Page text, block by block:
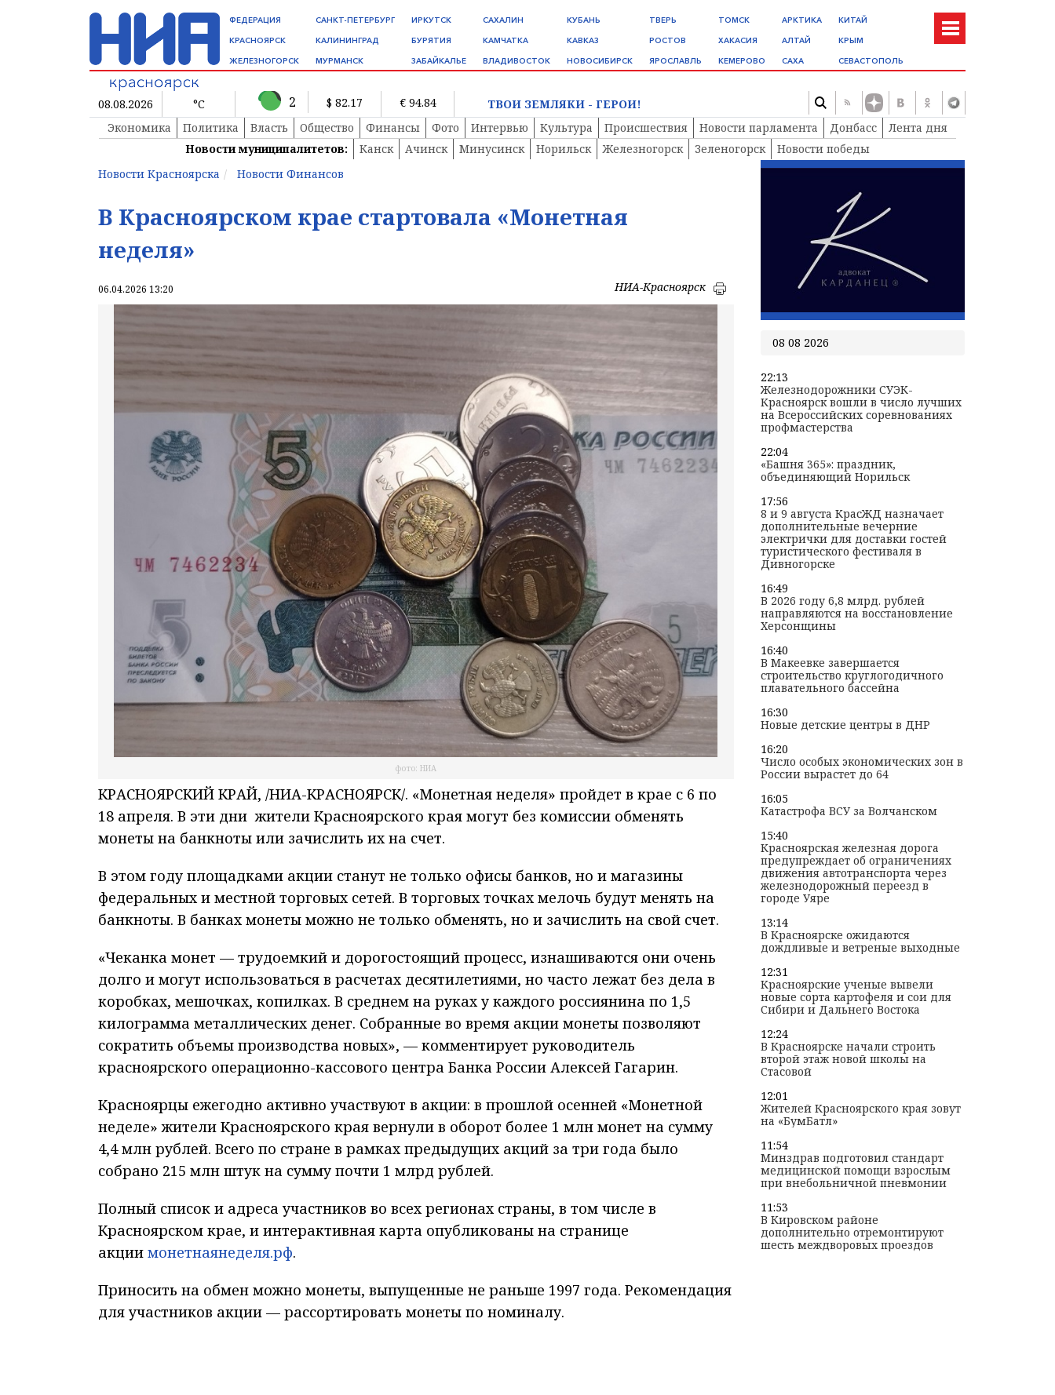
ФЕДЕРАЦИЯ
КРАСНОЯРСК
ЖЕЛЕЗНОГОРСК
САНКТ-ПЕТЕРБУРГ
КАЛИНИНГРАД
МУРМАНСК
ИРКУТСК
БУРЯТИЯ
ЗАБАЙКАЛЬЕ
САХАЛИН
КАМЧАТКА
ВЛАДИВОСТОК
КУБАНЬ
КАВКАЗ
НОВОСИБИРСК
ТВЕРЬ
РОСТОВ
ЯРОСЛАВЛЬ
ТОМСК
ХАКАСИЯ
КЕМЕРОВО
АРКТИКА
АЛТАЙ
САХА
КИТАЙ
КРЫМ
СЕВАСТОПОЛЬ
08.08.2026 °C 2 $ 82.17 € 94.84
ТВОИ ЗЕМЛЯКИ - ГЕРОИ!
Экономика
Политика Власть Общество Финансы Фото Интервью Культура Происшествия Новости парламента Донбасс
Лента дня
Новости муниципалитетов:
Канск Ачинск Минусинск Норильск Железногорск Зеленогорск
Новости победы
Новости Красноярска
Новости Финансов
В Красноярском крае стартовала «Монетная
неделя»
06.04.2026 13:20 НИА-Красноярск
фото: НИА
КРАСНОЯРСКИЙ КРАЙ, /НИА-КРАСНОЯРСК/. «Монетная неделя» пройдет в крае с 6 по
18 апреля. В эти дни жители Красноярского края могут без комиссии обменять
монеты на банкноты или зачислить их на счет.
В этом году площадками акции станут не только офисы банков, но и магазины
федеральных и местной торговых сетей. В торговых точках мелочь будут менять на
банкноты. В банках монеты можно не только обменять, но и зачислить на свой счет.
«Чеканка монет — трудоемкий и дорогостоящий процесс, изнашиваются они очень
долго и могут использоваться в расчетах десятилетиями, но часто лежат без дела в
коробках, мешочках, копилках. В среднем на руках у каждого россиянина по 1,5
килограмма металлических денег. Собранные во время акции монеты позволяют
сократить объемы производства новых», — комментирует руководитель
красноярского операционно-кассового центра Банка России Алексей Гагарин.
Красноярцы ежегодно активно участвуют в акции: в прошлой осенней «Монетной
неделе» жители Красноярского края вернули в оборот более 1 млн монет на сумму
4,4 млн рублей. Всего по стране в рамках предыдущих акций за три года было
собрано 215 млн штук на сумму почти 1 млрд рублей.
Полный список и адреса участников во всех регионах страны, в том числе в
Красноярском крае, и интерактивная карта опубликованы на странице
акции монетнаянеделя.рф.
Приносить на обмен можно монеты, выпущенные не раньше 1997 года. Рекомендация
для участников акции — рассортировать монеты по номиналу.
08 08 2026
22:13
Железнодорожники СУЭК-
Красноярск вошли в число лучших
на Всероссийских соревнованиях
профмастерства
22:04
«Башня 365»: праздник,
объединяющий Норильск
17:56
8 и 9 августа КрасЖД назначает
дополнительные вечерние
электрички для доставки гостей
туристического фестиваля в
Дивногорске
16:49
В 2026 году 6,8 млрд. рублей
направляются на восстановление
Херсонщины
16:40
В Макеевке завершается
строительство круглогодичного
плавательного бассейна
16:30
Новые детские центры в ДНР
16:20
Число особых экономических зон в
России вырастет до 64
16:05
Катастрофа ВСУ за Волчанском
15:40
Красноярская железная дорога
предупреждает об ограничениях
движения автотранспорта через
железнодорожный переезд в
городе Уяре
13:14
В Красноярске ожидаются
дождливые и ветреные выходные
12:31
Красноярские ученые вывели
новые сорта картофеля и сои для
Сибири и Дальнего Востока
12:24
В Красноярске начали строить
второй этаж новой школы на
Стасовой
12:01
Жителей Красноярского края зовут
на «БумБатл»
11:54
Минздрав подготовил стандарт
медицинской помощи взрослым
при внебольничной пневмонии
11:53
В Кировском районе
дополнительно отремонтируют
шесть междворовых проездов